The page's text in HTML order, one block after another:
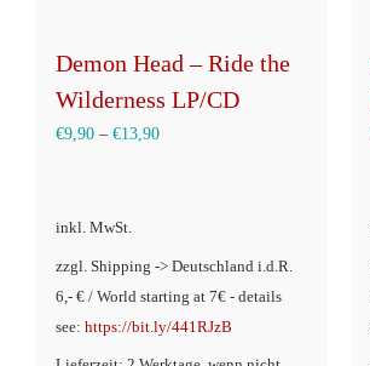
Demon Head – Ride the
Wilderness LP/CD
€9,90 – €13,90
inkl. MwSt.
zzgl. Shipping -> Deutschland i.d.R.
6,- € / World starting at 7€ - details
see: https://bit.ly/441RJzB